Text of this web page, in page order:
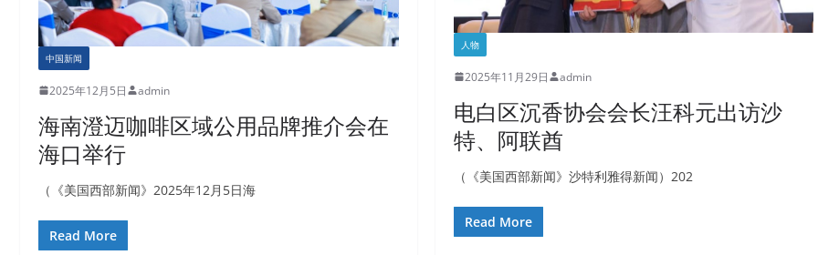
中国新闻
2025年12月5日 admin
海南澄迈咖啡区域公用品牌推介会在
海口举行
（《美国西部新闻》2025年12月5日海
Read More
人物
2025年11月29日 admin
电白区沉香协会会长汪科元出访沙
特、阿联酋
（《美国西部新闻》沙特利雅得新闻）202
Read More